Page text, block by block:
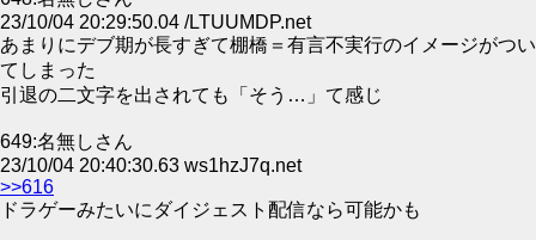
23/10/04 20:29:50.04 /LTUUMDP.net
あまりにデブ期が長すぎて棚橋＝有言不実行のイメージがつい
てしまった
引退の二文字を出されても「そう…」て感じ
649:名無しさん
23/10/04 20:40:30.63 ws1hzJ7q.net
>>616
ドラゲーみたいにダイジェスト配信なら可能かも